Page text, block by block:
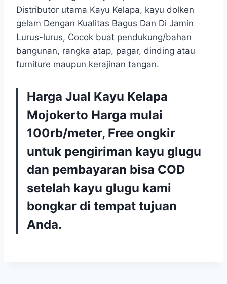
Distributor utama Kayu Kelapa, kayu dolken
gelam Dengan Kualitas Bagus Dan Di Jamin
Lurus-lurus, Cocok buat pendukung/bahan
bangunan, rangka atap, pagar, dinding atau
furniture maupun kerajinan tangan.
Harga Jual Kayu Kelapa
Mojokerto Harga mulai
100rb/meter, Free ongkir
untuk pengiriman kayu glugu
dan pembayaran bisa COD
setelah kayu glugu kami
bongkar di tempat tujuan
Anda.